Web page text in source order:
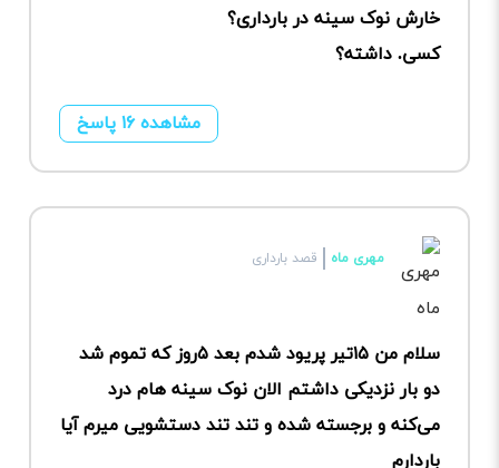
خارش نوک سینه در بارداری؟
کسی. داشته؟
مشاهده ۱۶ پاسخ
مهری ماه قصد بارداری
سلام من ۱۵تیر پریود شدم بعد ۵روز که تموم شد
دو بار نزدیکی داشتم الان نوک سینه هام درد
می‌کنه و برجسته شده و تند تند دستشویی میرم آیا
باردارم